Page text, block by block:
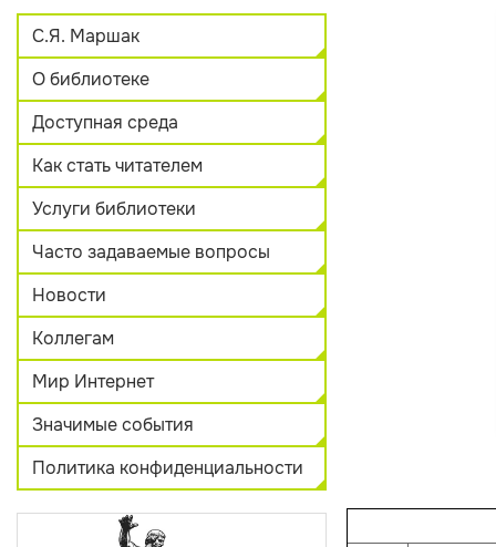
С.Я. Маршак
О библиотеке
Доступная среда
Как стать читателем
Услуги библиотеки
Часто задаваемые вопросы
Новости
Коллегам
Мир Интернет
Значимые события
Политика конфиденциальности